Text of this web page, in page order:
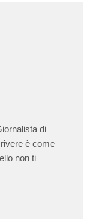
di
è come
non ti